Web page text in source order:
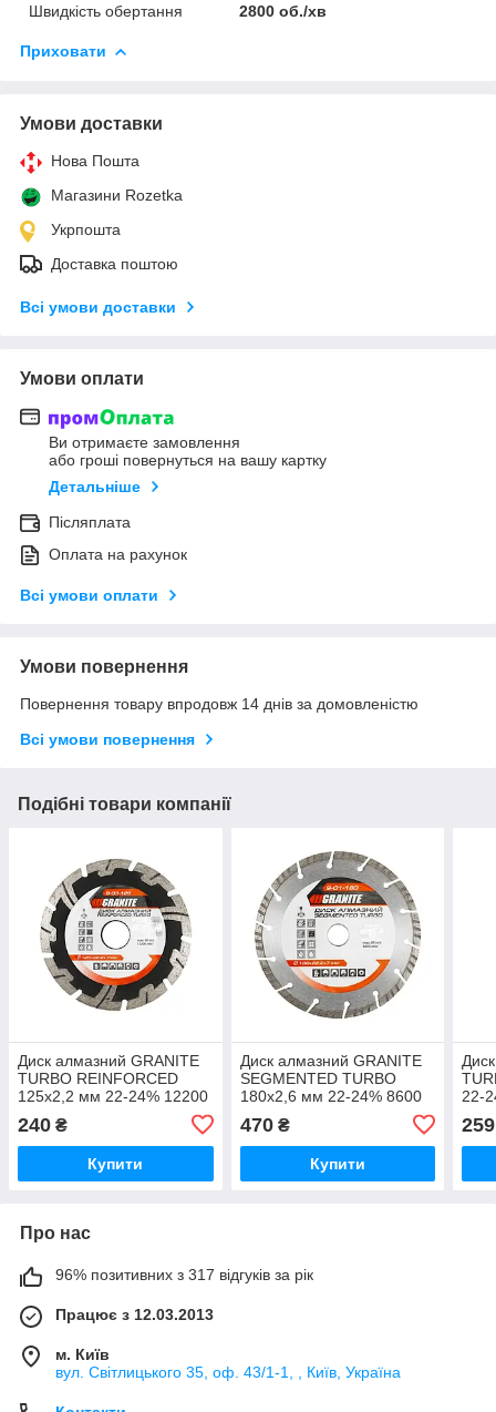
Швидкість обертання
2800 об./хв
Приховати
Умови доставки
Нова Пошта
Магазини Rozetka
Укрпошта
Доставка поштою
Всі умови доставки
Умови оплати
Ви отримаєте замовлення
або гроші повернуться на вашу картку
Детальніше
Післяплата
Оплата на рахунок
Всі умови оплати
Умови повернення
Повернення товару впродовж 14 днів за домовленістю
Всі умови повернення
Подібні товари компанії
Диск алмазний GRANITE
TURBO REINFORCED
125х2,2 мм 22-24% 12200
240 ₴
Купити
Диск алмазний GRANITE
SEGMENTED TURBO
180х2,6 мм 22-24% 8600
470₴
Купити
22-
259
Про нас
96% позитивних з 317 відгуків за рік
Працює з 12.03.2013
м. Київ
вул. Світлицького 35, оф. 43/1-1, , Київ, Україна